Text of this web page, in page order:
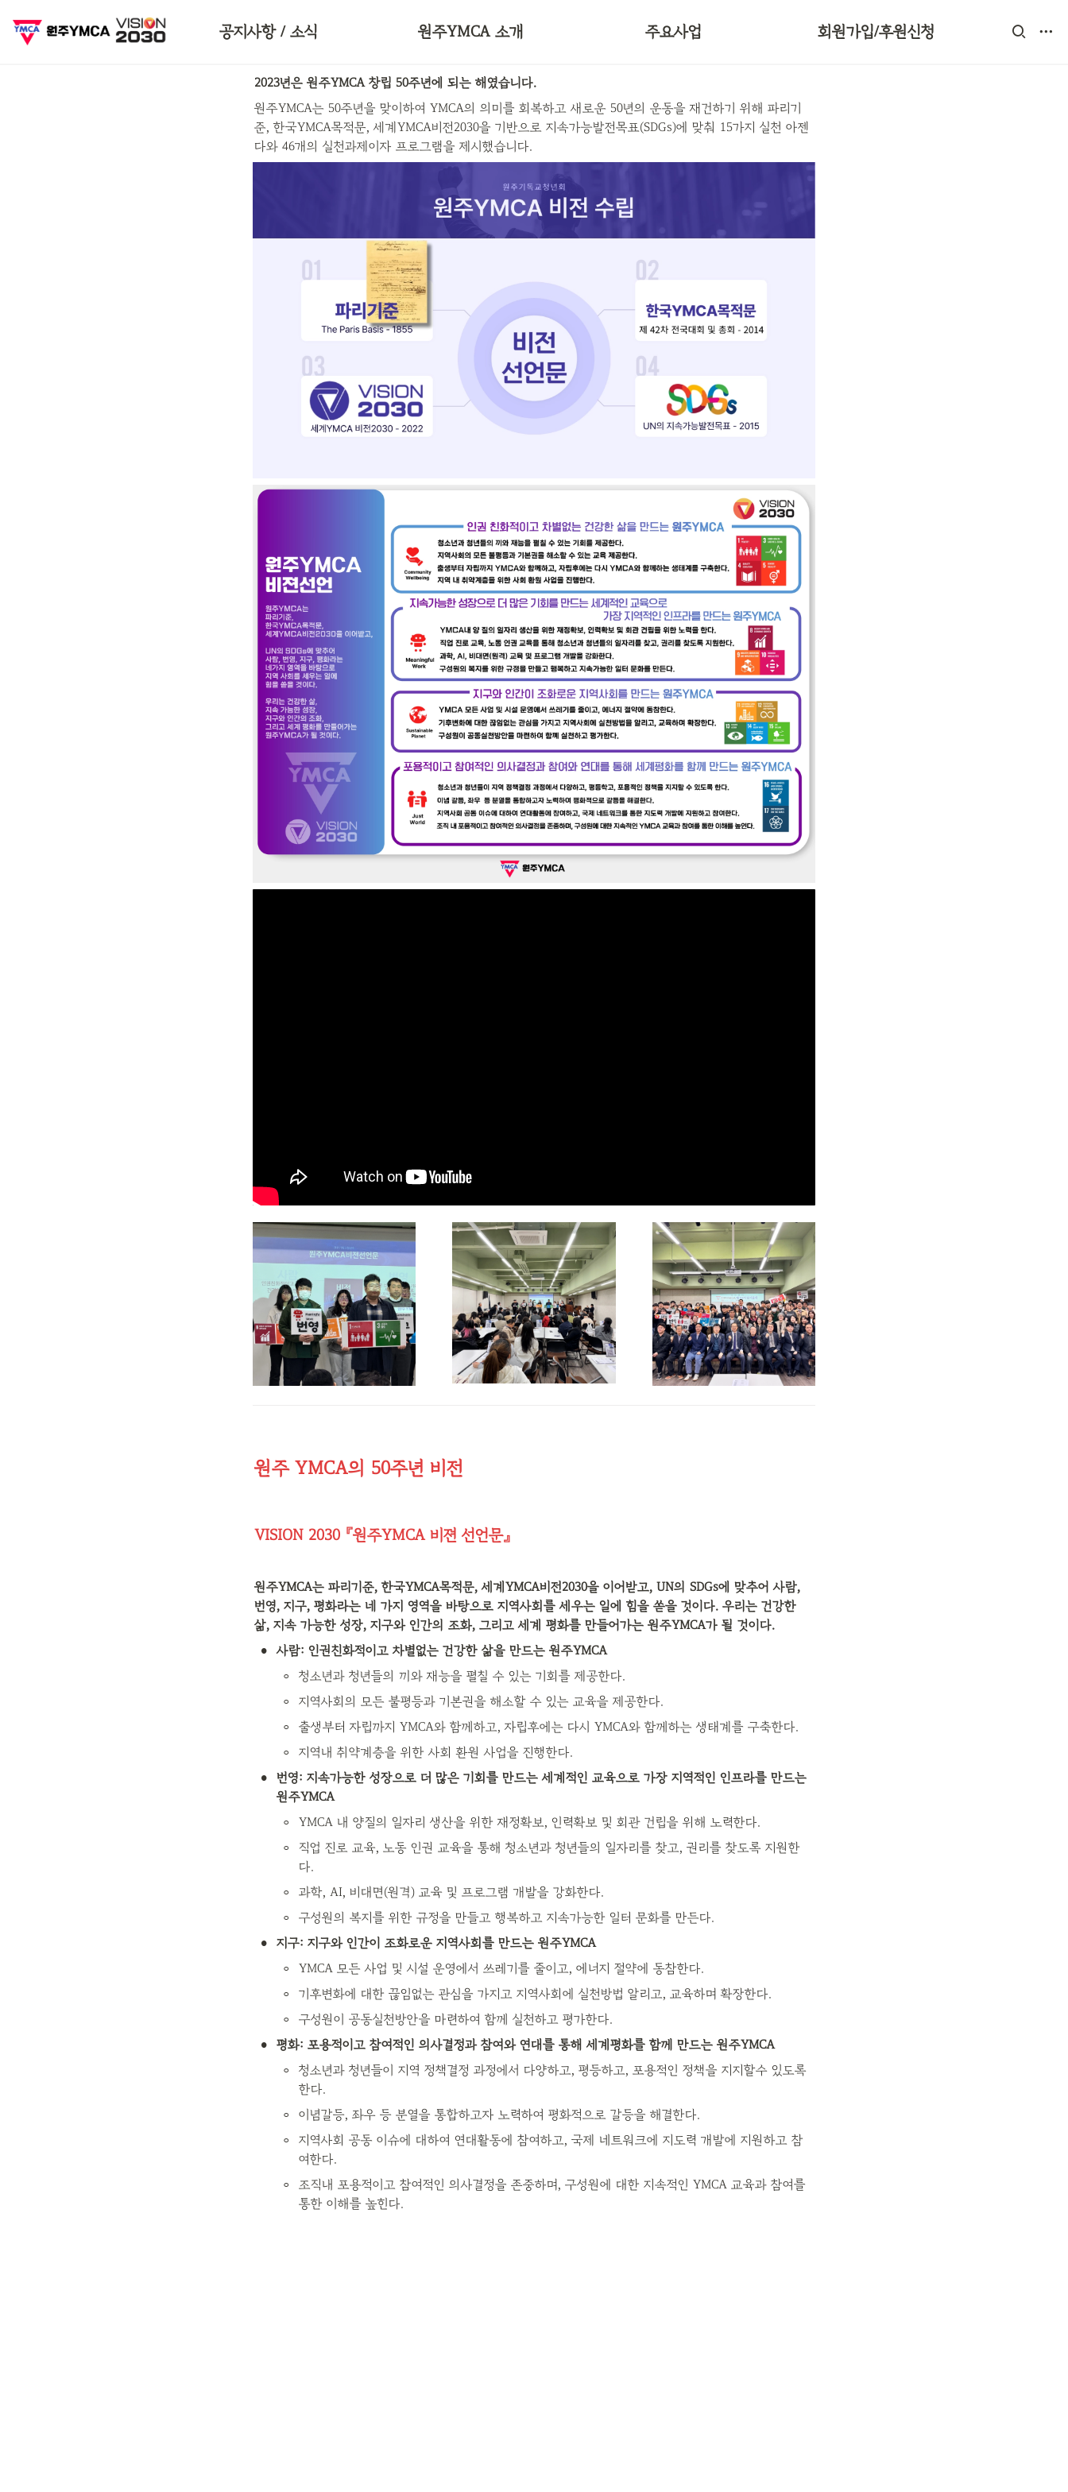
공지사항 / 소식 원주YMCA 소개 주요사업 회원가입/후원신청
오시는길 국제연대
2023년은 원주YMCA 창립 50주년에 되는 해였습니다.
원주YMCA는 50주년을 맞이하여 YMCA의 의미를 회복하고 새로운 50년의 운동을 재건하기 위해 파리기
준, 한국YMCA목적문, 세계YMCA비전2030을 기반으로 지속가능발전목표(SDGs)에 맞춰 15가지 실천 아젠
다와 46개의 실천과제이자 프로그램을 제시했습니다.
원주 YMCA의 50주년 비전
VISION 2030 『원주YMCA 비젼 선언문』
원주YMCA는 파리기준, 한국YMCA목적문, 세계YMCA비전2030을 이어받고, UN의 SDGs에 맞추어 사람,
번영, 지구, 평화라는 네 가지 영역을 바탕으로 지역사회를 세우는 일에 힘을 쏟을 것이다. 우리는 건강한
삶, 지속 가능한 성장, 지구와 인간의 조화, 그리고 세계 평화를 만들어가는 원주YMCA가 될 것이다.
• 사람: 인권친화적이고 차별없는 건강한 삶을 만드는 원주YMCA
◦ 청소년과 청년들의 끼와 재능을 펼칠 수 있는 기회를 제공한다.
◦ 지역사회의 모든 불평등과 기본권을 해소할 수 있는 교육을 제공한다.
◦ 출생부터 자립까지 YMCA와 함께하고, 자립후에는 다시 YMCA와 함께하는 생태계를 구축한다.
◦ 지역내 취약계층을 위한 사회 환원 사업을 진행한다.
•
번영: 지속가능한 성장으로 더 많은 기회를 만드는 세계적인 교육으로 가장 지역적인 인프라를 만드는
원주YMCA
◦ YMCA 내 양질의 일자리 생산을 위한 재정확보, 인력확보 및 회관 건립을 위해 노력한다.
◦
직업 진로 교육, 노동 인권 교육을 통해 청소년과 청년들의 일자리를 찾고, 권리를 찾도록 지원한
다.
◦ 과학, AI, 비대면(원격) 교육 및 프로그램 개발을 강화한다.
◦ 구성원의 복지를 위한 규정을 만들고 행복하고 지속가능한 일터 문화를 만든다.
• 지구: 지구와 인간이 조화로운 지역사회를 만드는 원주YMCA
◦ YMCA 모든 사업 및 시설 운영에서 쓰레기를 줄이고, 에너지 절약에 동참한다.
◦ 기후변화에 대한 끊임없는 관심을 가지고 지역사회에 실천방법 알리고, 교육하며 확장한다.
◦ 구성원이 공동실천방안을 마련하여 함께 실천하고 평가한다.
• 평화: 포용적이고 참여적인 의사결정과 참여와 연대를 통해 세계평화를 함께 만드는 원주YMCA
◦
청소년과 청년들이 지역 정책결정 과정에서 다양하고, 평등하고, 포용적인 정책을 지지할수 있도록
한다.
◦ 이념갈등, 좌우 등 분열을 통합하고자 노력하여 평화적으로 갈등을 해결한다.
◦
지역사회 공동 이슈에 대하여 연대활동에 참여하고, 국제 네트워크에 지도력 개발에 지원하고 참
여한다.
◦
조직내 포용적이고 참여적인 의사결정을 존중하며, 구성원에 대한 지속적인 YMCA 교육과 참여를
통한 이해를 높힌다.